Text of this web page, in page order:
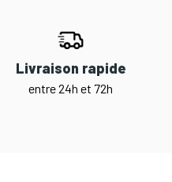
Livraison rapide
entre 24h et 72h